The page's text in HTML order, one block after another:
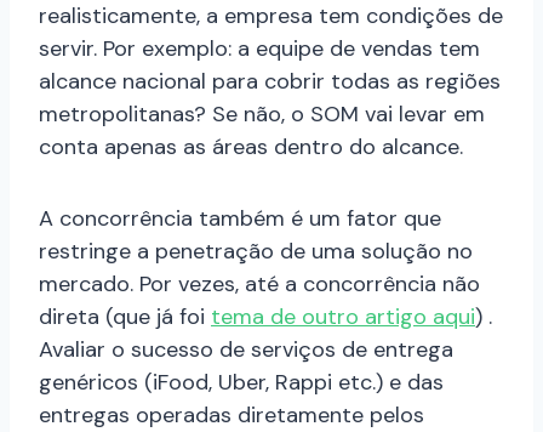
realisticamente, a empresa tem condições de
servir. Por exemplo: a equipe de vendas tem
alcance nacional para cobrir todas as regiões
metropolitanas? Se não, o SOM vai levar em
conta apenas as áreas dentro do alcance.
A concorrência também é um fator que
restringe a penetração de uma solução no
mercado. Por vezes, até a concorrência não
direta (que já foi tema de outro artigo aqui) .
Avaliar o sucesso de serviços de entrega
genéricos (iFood, Uber, Rappi etc.) e das
entregas operadas diretamente pelos